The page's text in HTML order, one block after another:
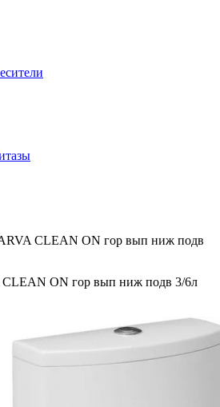
CLEAN ON гор вып ниж подв
CLEAN ON гор вып ниж подв 3/6л